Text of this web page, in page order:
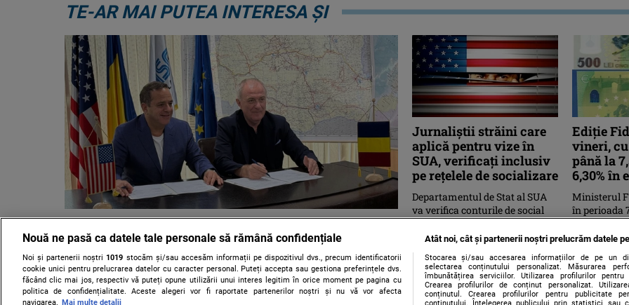
TE-AR MAI PUTEA INTERESA ȘI
Transgaz intră în afaceri cu LNG american.
Memorandum semnat pentru intrarea într-
un proiect gigantic, terminalul de la ...
Transgaz, operatorul sistemului național de gaze din România și
Moldova, a semnat un memorandum de înțelegere pentru a intra în
Jurnaliştii străini care
aplică pentru vize în
SUA, verificați inclusiv
pe rețelele de socializare
Departamentul de Stat al SUA
va verifica conturile de social
media ale jurnaliştilor străini
care solicită vize pentru ...
Ediţie
vineri,
până la
6,30% în
Ministerul
în perioada
a opta
Fidelis din
Nouă ne pasă ca datele tale personale să rămână confidențiale
Noi și partenerii noștri1019 stocăm și/sau accesăm informații pe dispozitivul dvs., precum identificatorii
cookie unici pentru prelucrarea datelor cu caracter personal. Puteți accepta sau gestiona preferințele dvs.
făcând clic mai jos, respectiv vă puteți opune utilizării unui interes legitim în orice moment pe pagina cu
politica de confidențialitate. Aceste alegeri vor fi raportate partenerilor noștri și nu vă vor afecta
navigarea.
Mai multe detalii
Atât noi, cât și partenerii noștri prelucrăm datele
Stocarea și/sau accesarea informațiilor de pe un
selectarea conținutului personalizat. Măsurarea
îmbunătățirea serviciilor. Utilizarea profilurilor
Crearea profilurilor de conținut personalizat.
conținutul. Crearea profilurilor pentru publicitate